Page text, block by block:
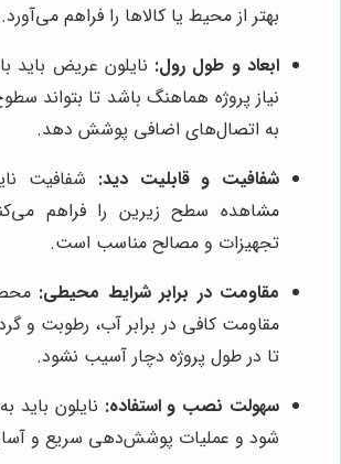
بهتر از محیط یا کالاها را فراهم می‌آورد.
ابعاد و طول رول: نایلون عریض
نیاز پروژه هماهنگ باشد تا بتواند
به اتصال‌های اضافی پوشش دهد.
شفافیت و قابلیت دید: شفافیت
مشاهده سطح زیرین را فراهم
تجهیزات و مصالح مناسب است.
مقاومت در برابر شرایط محیطی:
مقاومت کافی در برابر آب، رطوبت و
تا در طول پروژه دچار آسیب نشود.
سهولت نصب و استفاده: نایلون
شود و عملیات پوشش‌دهی سریع و